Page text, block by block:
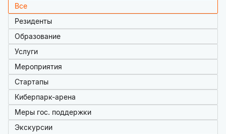
Все
Резиденты
Образование
Услуги
Мероприятия
Стартапы
Киберпарк-арена
Меры гос. поддержки
Экскурсии